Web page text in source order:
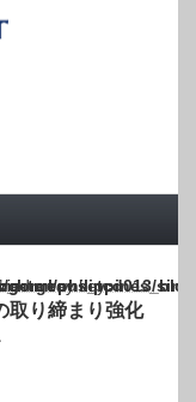
inphilippines_blog/wp-content/themes/
取り締まり強化